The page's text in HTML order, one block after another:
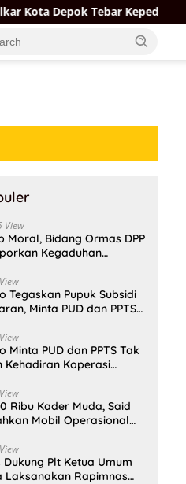
Tebar Kepedulian Lewat
View
Moral, Bidang Ormas DPP
Kegaduhan
Tegaskan Pupuk Subsidi
Minta PUD dan PPTS
Minta PUD dan PPTS Tak
Kehadiran Koperasi
Ribu Kader Muda, Said
Mobil Operasional
Plt Ketua Umum
Laksanakan Rapimnas